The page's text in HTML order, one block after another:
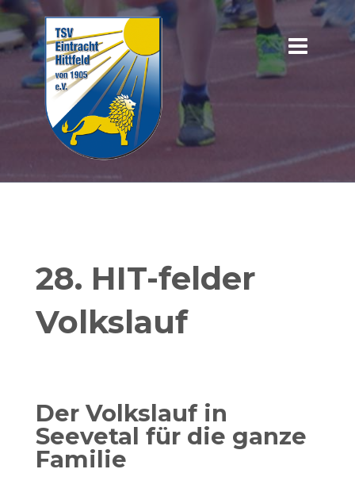
28. HIT-felder
Volkslauf
Der Volkslauf in
Seevetal für die ganze
Familie